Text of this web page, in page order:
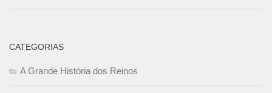
CATEGORIAS
A Grande História dos Reinos